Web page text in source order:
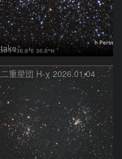
take
二重星団 H-χ 2026.01.04